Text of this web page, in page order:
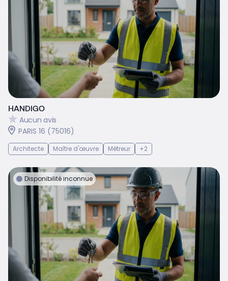
HANDIGO
Aucun avis
PARIS 16 (75016)
Architecte Maître d'œuvre Métreur +2
Disponibilité inconnue